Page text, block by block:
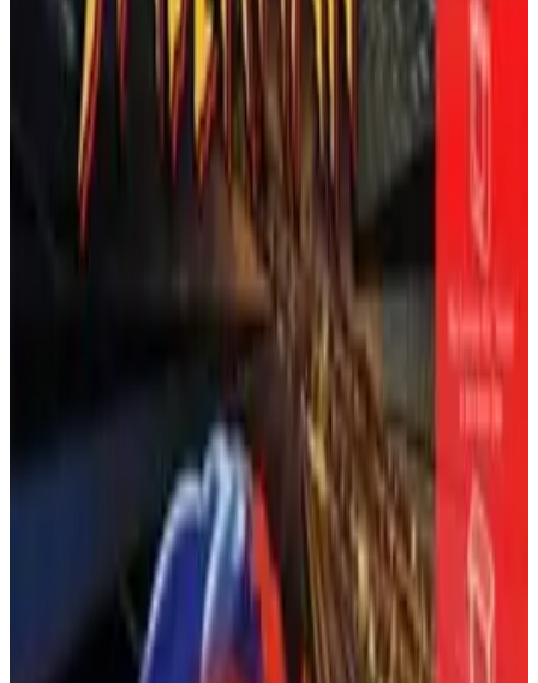
오브 더 링), 레슬매니아로 가는 길(1년 경력 모드), PPV
생성이 포함됩니다. 광범위한 레슬러 생성 및 편집 모드를
도입하여 사용자 정의 동작, 의상, 최대 8개의 챔피언십 벨
트를 허용합니다. 완전한 입장, 타이탄트론 비디오, 그래
플링 시스템을 갖추고 있으며, 거의 200만 개의 판매량을
기록하고 호평을 받았습니다(
GameRankings
N64 매
: 90%) 그러나 열악한 오디오와 로스터 부정확성에
대한 비판을 받았습니다(
파미통
: 28/40). 공식 재출시는 없
지만 널리 에뮬레이션되고 있습니다.
왜 WWF 레슬매니아 2000 (1999, N64)
을 플레이해야 할까요?
WWF 레슬매니아 2000은 다채로운 모드와 깊이 있는 로스
터를 갖춘 세련된 레슬링 액션을 제공합니다. 레슬매니아
로 가는 길 모드는 플레이어가 신인으로 시작하여 12개월
캠페인에서 타이틀(WWF, 인터콘티넨탈, 유럽, 태그팀)을
획득하고 메인 이벤트레슬매니아 XV 에 출전할 수 있게
해줍니다(게임은 2000 PPV 이전의 1999 이벤트 무대를 사
용합니다). 전시 모드는 다양한 경기를 제공하며(예: 최대
4명의 플레이어와 함께하는 로얄럼블, 케이지, 킹 오브 더
링), PPV 생성은 TV 스타일의 프레젠테이션으로 사용자
더 보기
태그
싱글 플레이어 멀티플레이어
게임 세부 정보
마지막 업데이트
8/9/2026